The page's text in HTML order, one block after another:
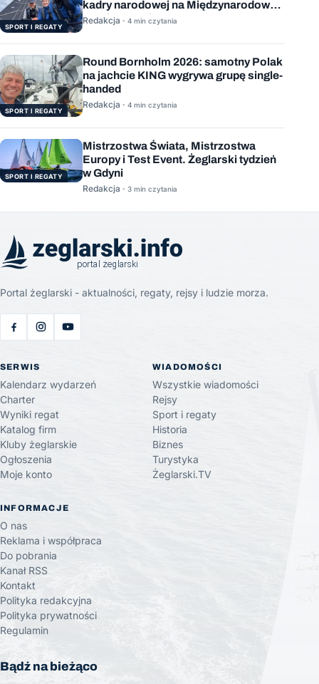
SPORT I REGATY
kadry narodowej na Międzynarodową
Stację Kosmiczną
Redakcja · 4 min czytania
SPORT I REGATY
Round Bornholm 2026: samotny Polak
na jachcie KING wygrywa grupę single-
handed
Redakcja · 4 min czytania
SPORT I REGATY
Mistrzostwa Świata, Mistrzostwa
Europy i Test Event. Żeglarski tydzień
w Gdyni
Redakcja · 3 min czytania
Portal żeglarski - aktualności, regaty, rejsy i ludzie morza.
SERWIS
Kalendarz wydarzeń
Charter
Wyniki regat
Katalog firm
Kluby żeglarskie
Ogłoszenia
Moje konto
WIADOMOŚCI
Wszystkie wiadomości
Rejsy
Sport i regaty
Historia
Biznes
Turystyka
Żeglarski.TV
INFORMACJE
O nas
Reklama i współpraca
Do pobrania
Kanał RSS
Kontakt
Polityka redakcyjna
Polityka prywatności
Regulamin
Bądź na bieżąco